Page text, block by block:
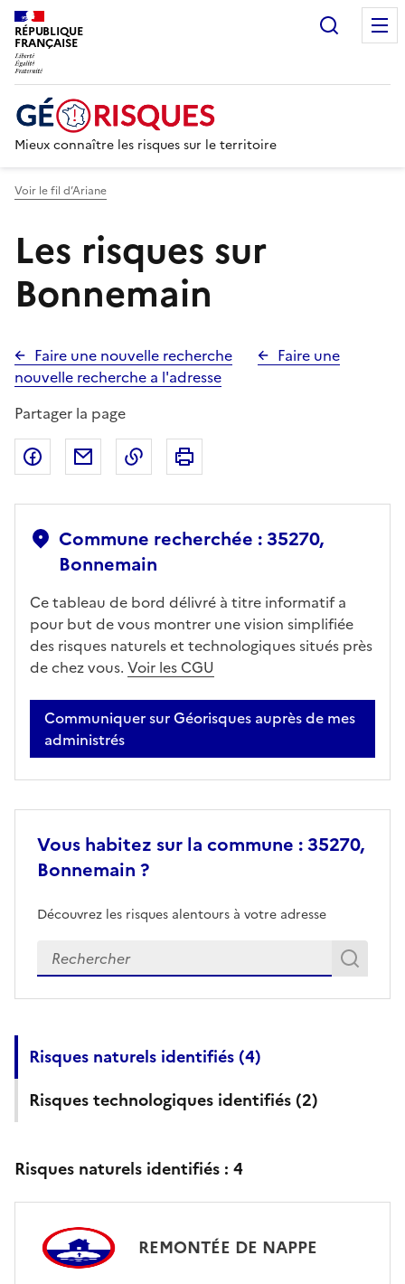
RÉPUBLIQUE
FRANÇAISE
Mieux connaître les risques sur le territoire
Voir le fil d’Ariane
Les risques sur
Bonnemain
Faire une nouvelle recherche
Faire une
nouvelle recherche a l'adresse
Partager la page
Partager sur Facebook
Partager par emailCopier dans le presse-papier
Commune recherchée : 35270,
Bonnemain
Ce tableau de bord délivré à titre informatif a
pour but de vous montrer une vision simplifiée
des risques naturels et technologiques situés près
de chez vous. Voir les CGU
Communiquer sur Géorisques auprès de mes
administrés
Vous habitez sur la commune : 35270,
Bonnemain ?
Découvrez les risques alentours à votre adresse
Veuillez renseigner votre adresse exacte
Risques naturels identifiés (4)
Risques technologiques identifiés (2)
Risques naturels identifiés : 4
REMONTÉE DE NAPPE